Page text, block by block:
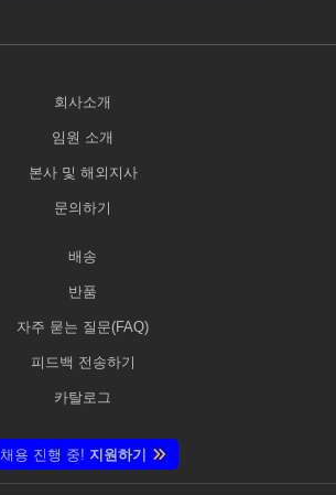
회사소개
임원 소개
본사 및 해외지사
문의하기
배송
반품
자주 묻는 질문(FAQ)
피드백 전송하기
카탈로그
채용 진행 중! 지원하기